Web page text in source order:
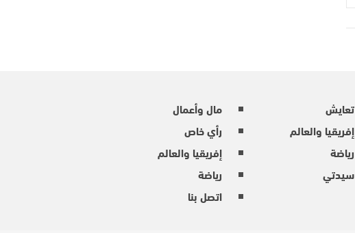
تعايش
إفريقيا والعالم
رياضة
سيدتي
مال وأعمال
رأي خاص
إفريقيا والعالم
رياضة
اتصل بنا